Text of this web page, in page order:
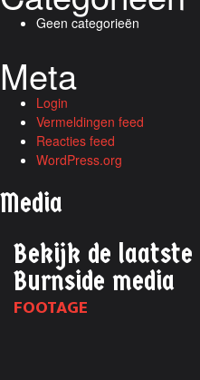
Geen categorieën
Meta
Login
Vermeldingen feed
Reacties feed
WordPress.org
Media
Bekijk de laatste
Burnside media
FOOTAGE